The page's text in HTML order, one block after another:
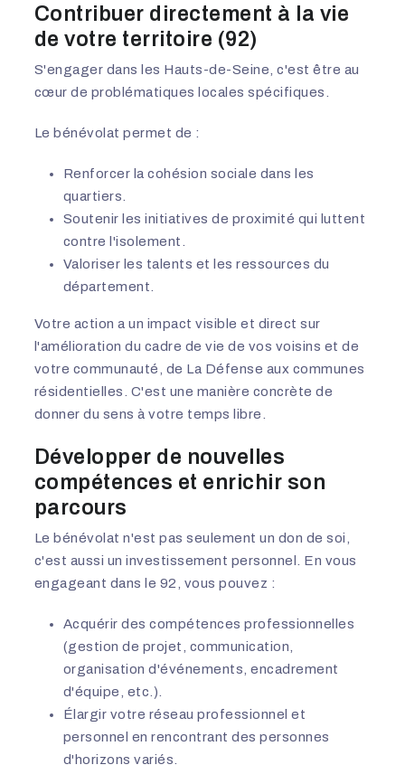
Contribuer directement à la vie
de votre territoire (92)
S'engager dans les Hauts-de-Seine, c'est être au
cœur de problématiques locales spécifiques.
Le bénévolat permet de :
Renforcer la cohésion sociale dans les
quartiers.
Soutenir les initiatives de proximité qui luttent
contre l'isolement.
Valoriser les talents et les ressources du
département.
Votre action a un impact visible et direct sur
l'amélioration du cadre de vie de vos voisins et de
votre communauté, de La Défense aux communes
résidentielles. C'est une manière concrète de
donner du sens à votre temps libre.
Développer de nouvelles
compétences et enrichir son
parcours
Le bénévolat n'est pas seulement un don de soi,
c'est aussi un investissement personnel. En vous
engageant dans le 92, vous pouvez :
Acquérir des compétences professionnelles
(gestion de projet, communication,
organisation d'événements, encadrement
d'équipe, etc.).
Élargir votre réseau professionnel et
personnel en rencontrant des personnes
d'horizons variés.